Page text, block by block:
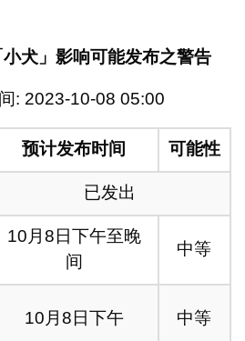
犬」影响可能发布之警告
: 2023-10-08 05:00
预计发布时间 可能性
已发出
10月8日下午至晚
间
中等
10月8日下午 中等